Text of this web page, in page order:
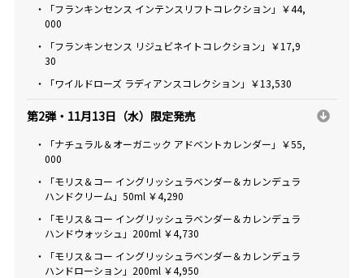
・「フランキンセンス インテンスリフトコレクション」￥44,
000
・「フランキンセンス リジュビネイトコレクション」￥17,9
30
・「ワイルドローズ ラディアンスコレクション」￥13,530
第2弾・11月13日（水）限定発売
・「ナチュラル＆オーガニック アドベントカレンダー」￥55,
000
・「モリス＆コー イングリッシュラベンダー＆カレンデュラ
ハンドクリーム」50ml ￥4,290
・「モリス＆コー イングリッシュラベンダー＆カレンデュラ
ハンドウォッシュ」200ml ￥4,730
・「モリス＆コー イングリッシュラベンダー＆カレンデュラ
ハンドローション」200ml ￥4,950